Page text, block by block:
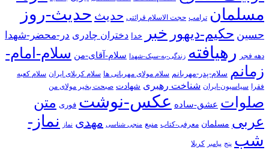
مسلمان ترامپ حجت الاسلام قرائتی حدیث حدیث-روز
حسین حکیم-دیهور خبر خدا دختران چادری در-محضر-شهدا
دهه فجر رهیافته زندگی-به-سبک-شهدا سلام-آقای-من سلام-امام-
زمانم سلام-پدر-مهربانم سلام مولای مهربانی ها سلام کربلای ایران سلام کعبه
فقرا سیاسیون-ایران شناخت رهبری شهادت صبحت بخیر مولای من
صلوات عشق-ساده عکس-نوشت فوری متن
عربی مسلمان معرفی-کتاب منبع منجی شناسی مهدی نماز
نماز-
شب پنج پیامبر کربلا